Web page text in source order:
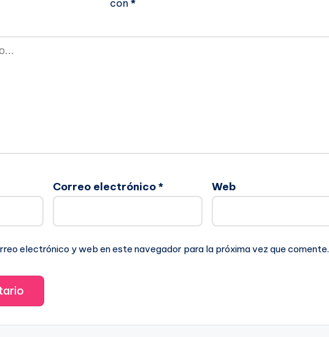
con*
Correo electrónico* Web
electrónico y web en este navegador para la próxima vez que comente.